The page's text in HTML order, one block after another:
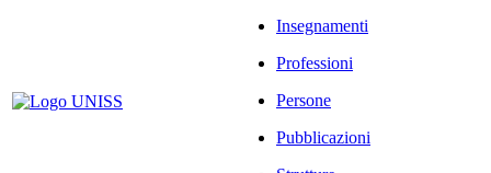
Insegnamenti
Professioni
Persone
Pubblicazioni